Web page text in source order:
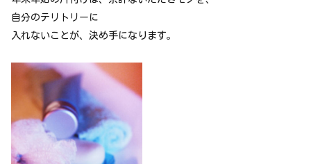
自分のテリトリーに
入れないことが、決め手になります。